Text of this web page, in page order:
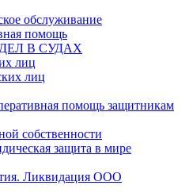
обслуживание
помощь
В СУДАХ
лиц
лиц
помощь защитникам
собственности
защита в мире
Ликвидация ООО